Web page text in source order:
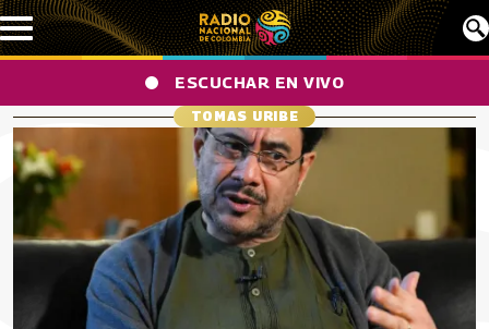
Pasar al contenido principal
ESCUCHAR EN VIVO
TOMAS URIBE